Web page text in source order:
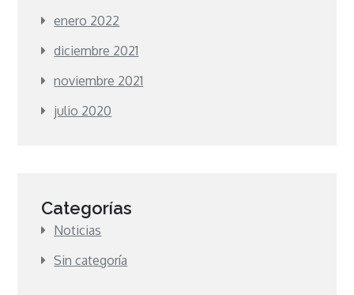
enero 2022
diciembre 2021
noviembre 2021
julio 2020
Categorías
Noticias
Sin categoría